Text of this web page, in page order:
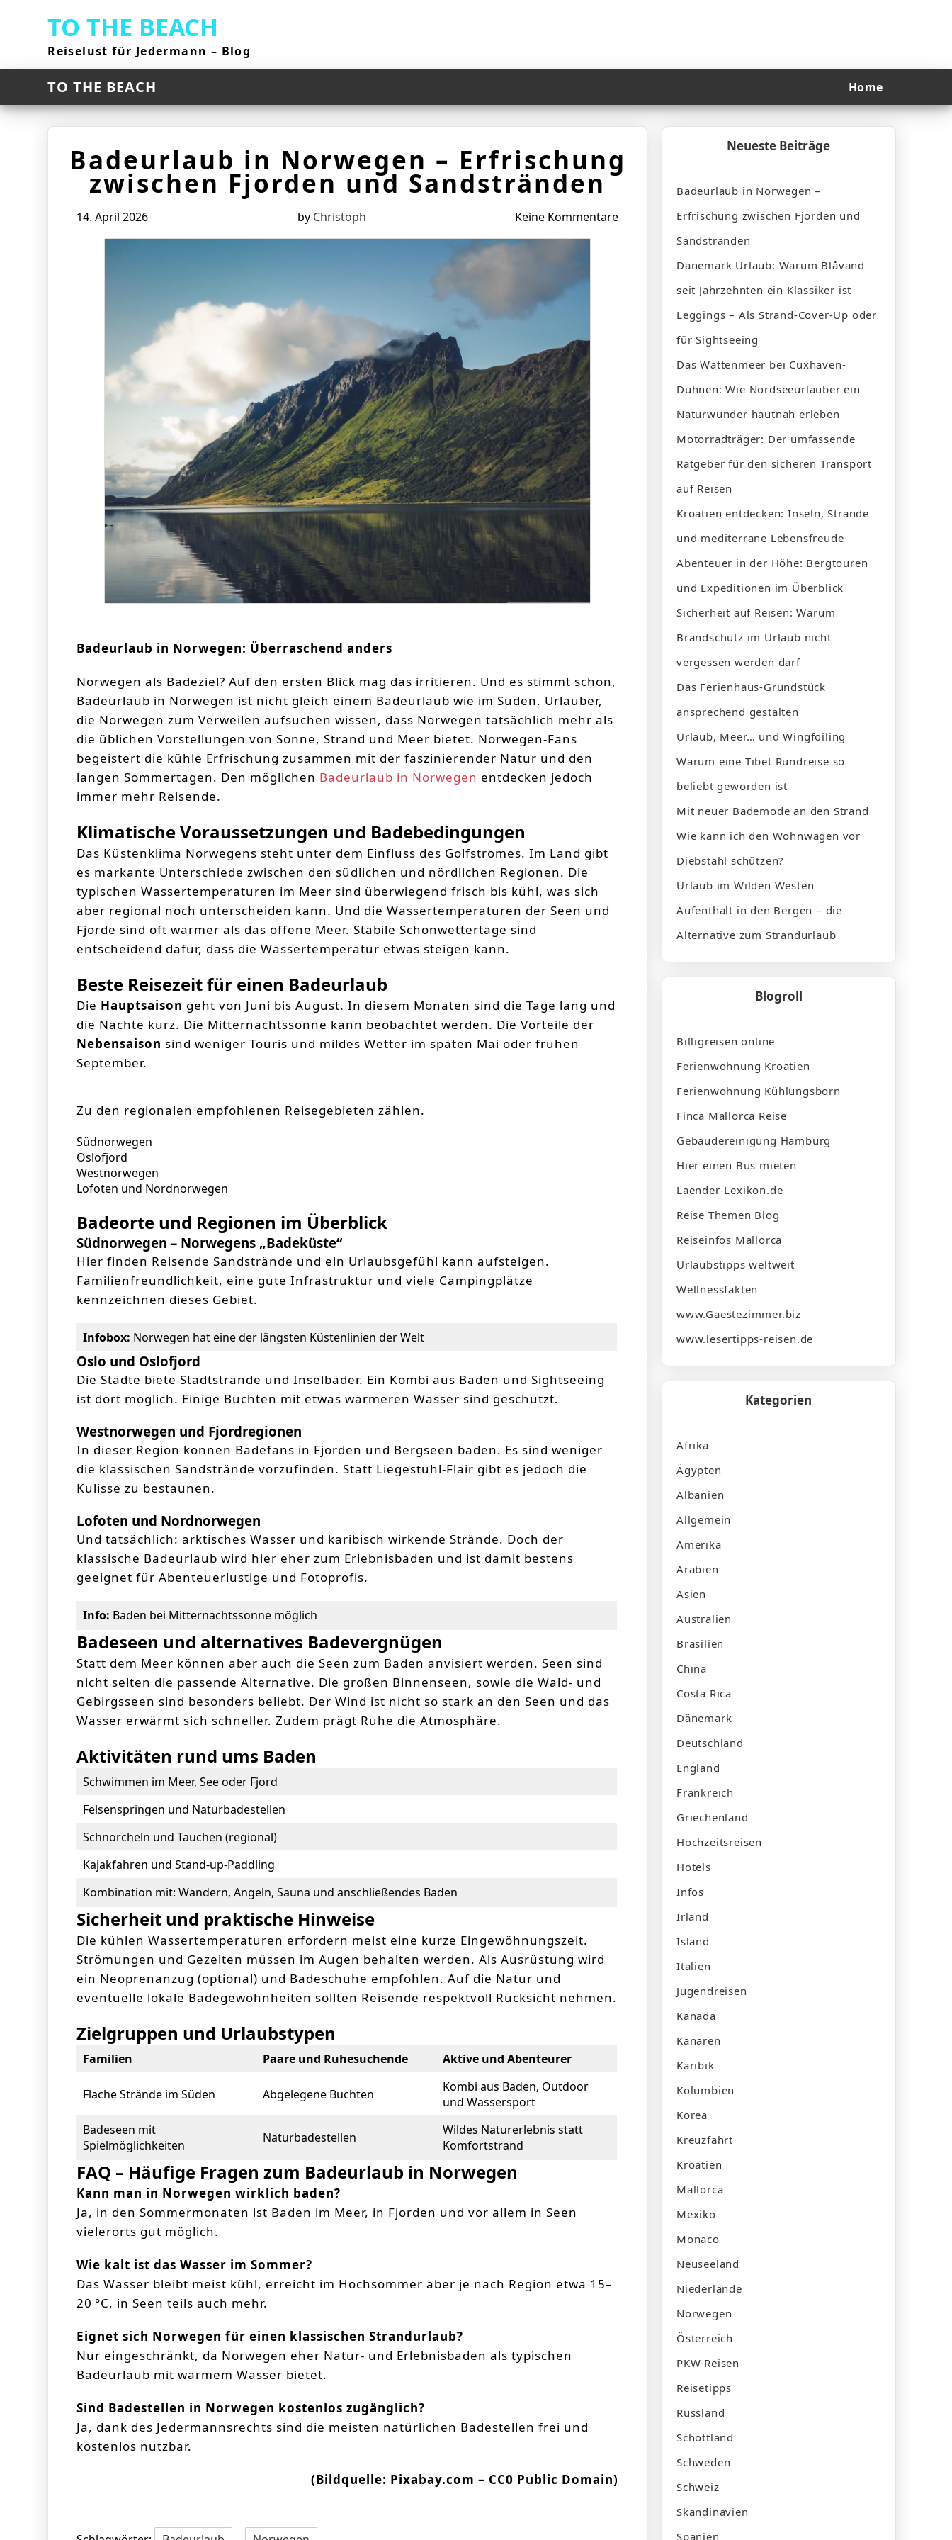
TO THE BEACH
Reiselust für Jedermann – Blog
TO THE BEACH Home
Badeurlaub in Norwegen – Erfrischung
zwischen Fjorden und Sandstränden
14. April 2026 by Christoph Keine Kommentare
Badeurlaub in Norwegen: Überraschend anders
Norwegen als Badeziel? Auf den ersten Blick mag das irritieren. Und es stimmt schon,
Badeurlaub in Norwegen ist nicht gleich einem Badeurlaub wie im Süden. Urlauber,
die Norwegen zum Verweilen aufsuchen wissen, dass Norwegen tatsächlich mehr als
die üblichen Vorstellungen von Sonne, Strand und Meer bietet. Norwegen-Fans
begeistert die kühle Erfrischung zusammen mit der faszinierender Natur und den
langen Sommertagen. Den möglichen Badeurlaub in Norwegen entdecken jedoch
immer mehr Reisende.
Klimatische Voraussetzungen und Badebedingungen
Das Küstenklima Norwegens steht unter dem Einfluss des Golfstromes. Im Land gibt
es markante Unterschiede zwischen den südlichen und nördlichen Regionen. Die
typischen Wassertemperaturen im Meer sind überwiegend frisch bis kühl, was sich
aber regional noch unterscheiden kann. Und die Wassertemperaturen der Seen und
Fjorde sind oft wärmer als das offene Meer. Stabile Schönwettertage sind
entscheidend dafür, dass die Wassertemperatur etwas steigen kann.
Beste Reisezeit für einen Badeurlaub
Die Hauptsaison geht von Juni bis August. In diesem Monaten sind die Tage lang und
die Nächte kurz. Die Mitternachtssonne kann beobachtet werden. Die Vorteile der
Nebensaison sind weniger Touris und mildes Wetter im späten Mai oder frühen
September.
Zu den regionalen empfohlenen Reisegebieten zählen.
Südnorwegen
Oslofjord
Westnorwegen
Lofoten und Nordnorwegen
Badeorte und Regionen im Überblick
Südnorwegen – Norwegens „Badeküste“
Hier finden Reisende Sandstrände und ein Urlaubsgefühl kann aufsteigen.
Familienfreundlichkeit, eine gute Infrastruktur und viele Campingplätze
kennzeichnen dieses Gebiet.
Infobox: Norwegen hat eine der längsten Küstenlinien der Welt
Oslo und Oslofjord
Die Städte biete Stadtstrände und Inselbäder. Ein Kombi aus Baden und Sightseeing
ist dort möglich. Einige Buchten mit etwas wärmeren Wasser sind geschützt.
Westnorwegen und Fjordregionen
In dieser Region können Badefans in Fjorden und Bergseen baden. Es sind weniger
die klassischen Sandstrände vorzufinden. Statt Liegestuhl-Flair gibt es jedoch die
Kulisse zu bestaunen.
Lofoten und Nordnorwegen
Und tatsächlich: arktisches Wasser und karibisch wirkende Strände. Doch der
klassische Badeurlaub wird hier eher zum Erlebnisbaden und ist damit bestens
geeignet für Abenteuerlustige und Fotoprofis.
Info: Baden bei Mitternachtssonne möglich
Badeseen und alternatives Badevergnügen
Statt dem Meer können aber auch die Seen zum Baden anvisiert werden. Seen sind
nicht selten die passende Alternative. Die großen Binnenseen, sowie die Wald- und
Gebirgsseen sind besonders beliebt. Der Wind ist nicht so stark an den Seen und das
Wasser erwärmt sich schneller. Zudem prägt Ruhe die Atmosphäre.
Aktivitäten rund ums Baden
Schwimmen im Meer, See oder Fjord
Felsenspringen und Naturbadestellen
Schnorcheln und Tauchen (regional)
Kajakfahren und Stand-up-Paddling
Kombination mit: Wandern, Angeln, Sauna und anschließendes Baden
Sicherheit und praktische Hinweise
Die kühlen Wassertemperaturen erfordern meist eine kurze Eingewöhnungszeit.
Strömungen und Gezeiten müssen im Augen behalten werden. Als Ausrüstung wird
ein Neoprenanzug (optional) und Badeschuhe empfohlen. Auf die Natur und
eventuelle lokale Badegewohnheiten sollten Reisende respektvoll Rücksicht nehmen.
Zielgruppen und Urlaubstypen
Familien Paare und Ruhesuchende Aktive und Abenteurer
Flache Strände im Süden Abgelegene Buchten
Kombi aus Baden, Outdoor
und Wassersport
Badeseen mit
Spielmöglichkeiten
Naturbadestellen
Wildes Naturerlebnis statt
Komfortstrand
FAQ – Häufige Fragen zum Badeurlaub in Norwegen
Kann man in Norwegen wirklich baden?
Ja, in den Sommermonaten ist Baden im Meer, in Fjorden und vor allem in Seen
vielerorts gut möglich.
Wie kalt ist das Wasser im Sommer?
Das Wasser bleibt meist kühl, erreicht im Hochsommer aber je nach Region etwa 15–
20 °C, in Seen teils auch mehr.
Eignet sich Norwegen für einen klassischen Strandurlaub?
Nur eingeschränkt, da Norwegen eher Natur‑ und Erlebnisbaden als typischen
Badeurlaub mit warmem Wasser bietet.
Sind Badestellen in Norwegen kostenlos zugänglich?
Ja, dank des Jedermannsrechts sind die meisten natürlichen Badestellen frei und
kostenlos nutzbar.
(Bildquelle: Pixabay.com – CC0 Public Domain)
Neueste Beiträge
Badeurlaub in Norwegen –
Erfrischung zwischen Fjorden und
Sandstränden
Dänemark Urlaub: Warum Blåvand
seit Jahrzehnten ein Klassiker ist
Leggings – Als Strand-Cover-Up oder
für Sightseeing
Das Wattenmeer bei Cuxhaven-
Duhnen: Wie Nordseeurlauber ein
Naturwunder hautnah erleben
Motorradträger: Der umfassende
Ratgeber für den sicheren Transport
auf Reisen
Kroatien entdecken: Inseln, Strände
und mediterrane Lebensfreude
Abenteuer in der Höhe: Bergtouren
und Expeditionen im Überblick
Sicherheit auf Reisen: Warum
Brandschutz im Urlaub nicht
vergessen werden darf
Das Ferienhaus-Grundstück
ansprechend gestalten
Urlaub, Meer… und Wingfoiling
Warum eine Tibet Rundreise so
beliebt geworden ist
Mit neuer Bademode an den Strand
Wie kann ich den Wohnwagen vor
Diebstahl schützen?
Urlaub im Wilden Westen
Aufenthalt in den Bergen – die
Alternative zum Strandurlaub
Blogroll
Billigreisen online
Ferienwohnung Kroatien
Ferienwohnung Kühlungsborn
Finca Mallorca Reise
Gebäudereinigung Hamburg
Hier einen Bus mieten
Laender-Lexikon.de
Reise Themen Blog
Reiseinfos Mallorca
Urlaubstipps weltweit
Wellnessfakten
www.Gaestezimmer.biz
www.lesertipps-reisen.de
Kategorien
Afrika
Ägypten
Albanien
Allgemein
Amerika
Arabien
Asien
Australien
Brasilien
China
Costa Rica
Dänemark
Deutschland
England
Frankreich
Griechenland
Hochzeitsreisen
Hotels
Infos
Irland
Island
Italien
Jugendreisen
Kanada
Kanaren
Karibik
Kolumbien
Korea
Kreuzfahrt
Kroatien
Mallorca
Mexiko
Monaco
Neuseeland
Niederlande
Norwegen
Österreich
PKW Reisen
Reisetipps
Russland
Schottland
Schweden
Schweiz
Skandinavien
Spanien